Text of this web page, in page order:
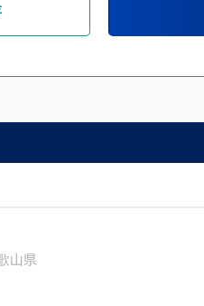
山県